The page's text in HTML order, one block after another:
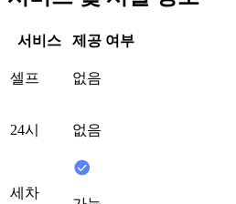
서비스 제공 여부
셀프 없음
24시 없음
세차